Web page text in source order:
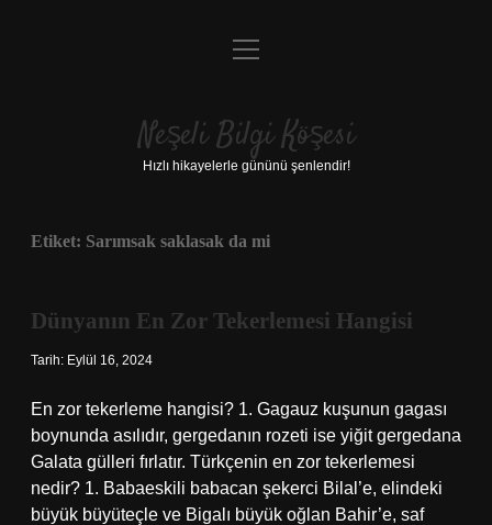
Anasayfa
Yasal Uyarı
menüyü
Neşeli Bilgi Köşesi
Hızlı hikayelerle gününü şenlendir!
Etiket: Sarımsak saklasak da mi
Dünyanın En Zor Tekerlemesi Hangisi
Tarih: Eylül 16, 2024
En zor tekerleme hangisi? 1. Gagauz kuşunun gagası
boynunda asılıdır, gergedanın rozeti ise yiğit gergedana
Galata gülleri fırlatır. Türkçenin en zor tekerlemesi
nedir? 1. Babaeskili babacan şekerci Bilal’e, elindeki
büyük büyüteçle ve Bigalı büyük oğlan Bahir’e, saf